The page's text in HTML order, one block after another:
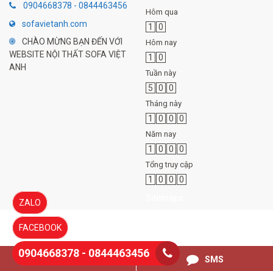
0904668378 - 0844463456
sofavietanh.com
CHÀO MỪNG BẠN ĐẾN VỚI
WEBSITE NỘI THẤT SOFA VIỆT
ANH
Hôm qua
1 0
Hôm nay
1 0
Tuần này
5 0 0
Tháng này
1 0 0 0
Năm nay
1 0 0 0
Tổng truy cập
1 0 0
0
0844463456 SMS
ZALO
FACEBOOK
0904668378 - 0844463456